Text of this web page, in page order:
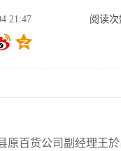
21:47 阅读次
原百货公司副经理王